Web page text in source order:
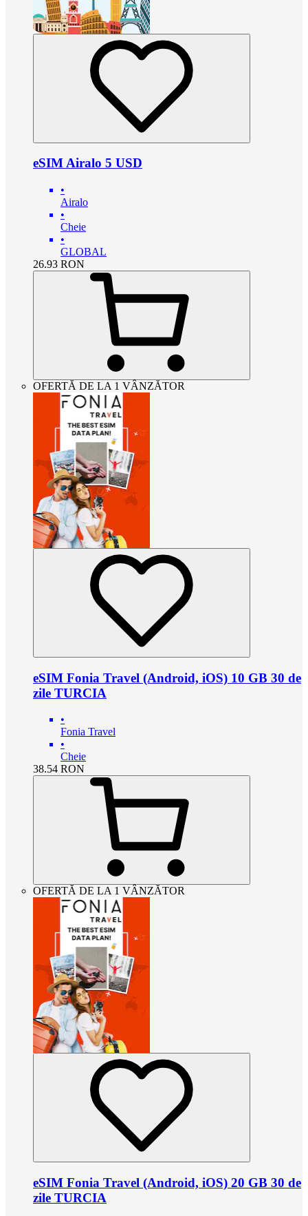
eSIM Airalo 5 USD
•
Airalo
•
Cheie
•
GLOBAL
26.93 RON
OFERTĂ DE LA 1 VÂNZĂTOR
eSIM Fonia Travel (Android, iOS) 10 GB 30 de
zile TURCIA
•
Fonia Travel
•
Cheie
38.54 RON
OFERTĂ DE LA 1 VÂNZĂTOR
eSIM Fonia Travel (Android, iOS) 20 GB 30 de
zile TURCIA